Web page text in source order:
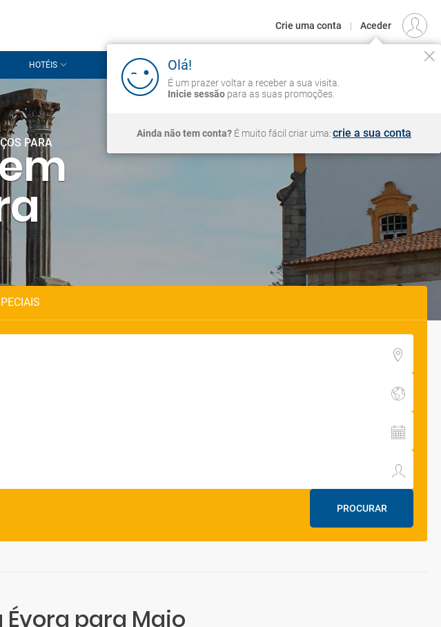
EUR
Crie uma conta | Aceder
É um prazer voltar a receber a sua visita.
Inicie sessãopara as suas promoções.
Ainda não tem conta?É muito fácil criar uma:crie a sua conta
HOTÉIS CRUZEIROS
PARA
PROCURAR
Évora para Maio